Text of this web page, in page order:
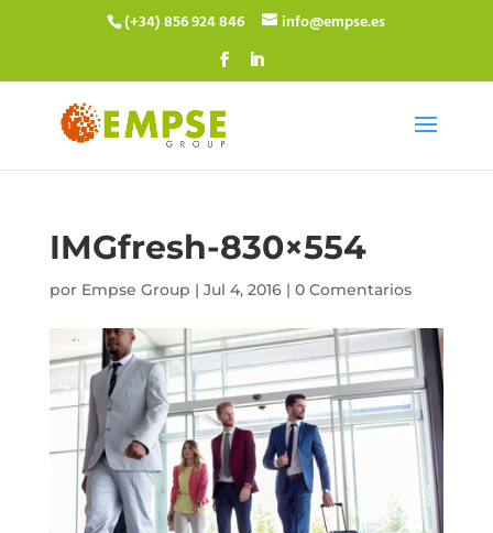
(+34) 856 924 846 info@empse.es
IMGfresh-830×554
por Empse Group | Jul 4, 2016| 0 Comentarios